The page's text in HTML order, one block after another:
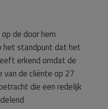
de door hem
het standpunt dat het
erkend omdat de
van de cliënte op 27
die een redelijk